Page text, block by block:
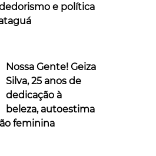
e política
Nossa Gente! Geiza
Silva, 25 anos de
dedicação à
beleza, autoestima
feminina